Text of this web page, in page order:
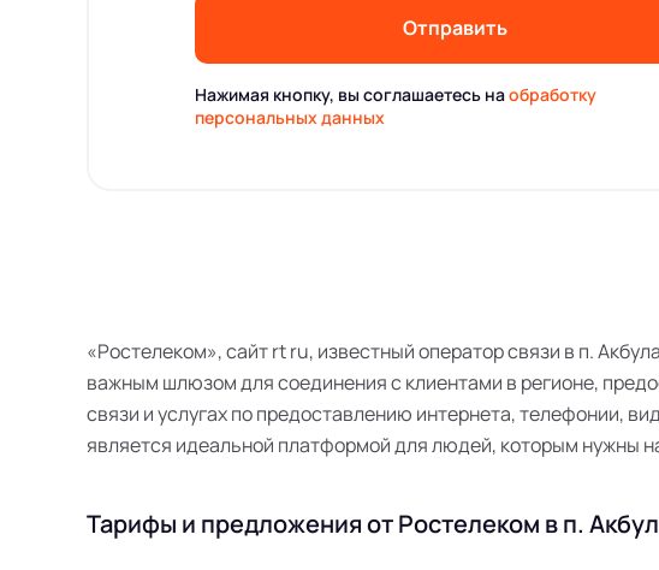
Отправить
Нажимая кнопку, вы соглашаетесь наобработку
персональных данных
«Ростелеком», сайт rt ru, известный оператор связи в п.
важным шлюзом для соединения с клиентами в регионе,
связи и услугах по предоставлению интернета, телефонии,
является идеальной платформой для людей, которым нужны
Тарифы и предложения от Ростелеком в п.